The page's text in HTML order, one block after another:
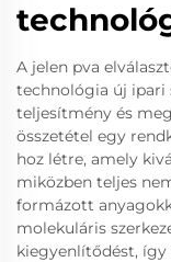
A jelen pva
technológia új ipari
teljesítmény és
összetétel egy
hoz létre, amely
miközben teljes
formázott
molekuláris
kiegyenlítődést,